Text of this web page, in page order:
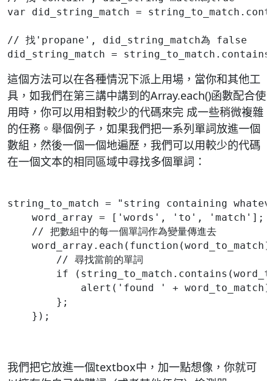
var did_string_match =
// 找'propane', did_string_match為 false
這個方法可以在各種情況下派上用場，當你和其他工
具，如我們在第三講中講到的Array.each()函數配合使
用時，你可以用相對較少的代碼來完 成一些稍微複雜
的任務。舉個例子，如果我們把一系列單詞放進一個
數組，然後一個一個地遍歷，我們可以用較少的代碼
在一個文本的相同區域中尋找多個單詞：
string_to_match = "string containing
    word_array = ['words', 'to', 'match'];
    // 把數組中的每一個單詞作為變量傳進去
        // 尋找當前的單詞
if
alert('found ' +
        };
我們把它放進一個textbox中，加一點想像，你就可